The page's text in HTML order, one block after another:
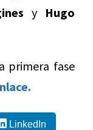
y Hugo
primera fase
LinkedIn